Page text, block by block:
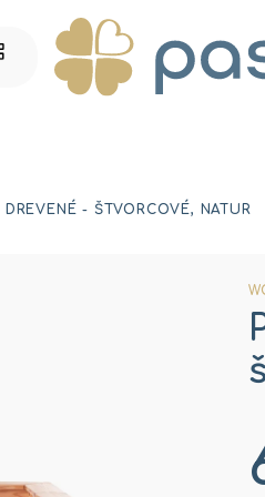
DREVENÉ - ŠTVORCOVÉ, NATUR